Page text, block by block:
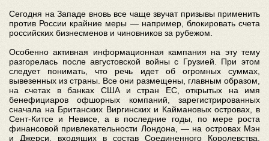
Сегодня на Западе вновь все чаще звучат призывы применить
против России крайние меры — например, блокировать счета
российских бизнесменов и чиновников за рубежом.
Особенно активная информационная кампания на эту тему
разгорелась после августовской войны с Грузией. При этом
следует понимать, что речь идет об огромных суммах,
вывезенных из страны. Все они размещены, главным образом,
на счетах в банках США и стран ЕС, открытых на имя
бенефициаров офшорных компаний, зарегистрированных
сначала на Британских Виргинских и Каймановых островах, в
Сент-Китсе и Невисе, а в последние годы, по мере роста
финансовой привлекательности Лондона, — на островах Мэн
и Джерси, входящих в состав Соединенного Королевства.